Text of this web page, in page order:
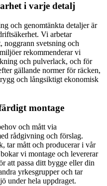
i varje detalj
och genomtänkta detaljer är
Vi arbetar
noggrann svetsning och
rekommenderar vi
och pulverlack, och för
gällande normer för räcken,
och långsiktigt ekonomisk
montage
och mått via
rådgivning och förslag.
tar mått och producerar i vår
vi montage och levererar
att passa ditt bygge eller din
yrkesgrupper och tar
under hela uppdraget.